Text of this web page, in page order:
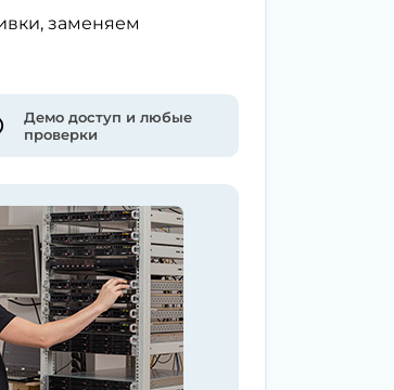
заменяем
Демо доступ и любые
проверки